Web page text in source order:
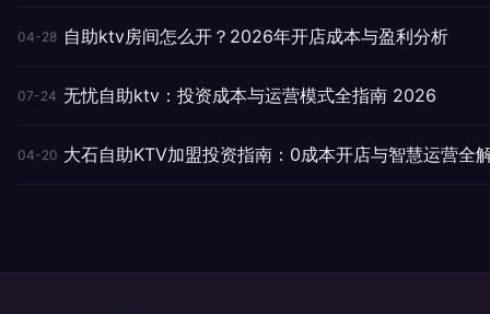
04-28 自助ktv房间怎么开？2026年开店成本与盈利分析
07-24 无忧自助ktv：投资成本与运营模式全指南 2026
04-20 大石自助KTV加盟投资指南：0成本开店与智慧运营全